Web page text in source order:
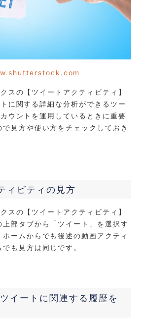
スの【ツイートアクティビティ】
に関する詳細な分析ができるツー
ウントを運用しているときに重要
見方や使い方をチェックしておき
ィビティの見方
スの【ツイートアクティビティ】
部タブから「ツイート」を選択す
ームからでも後述の動画アクティ
も見方は同じです。
イートに関連する履歴を